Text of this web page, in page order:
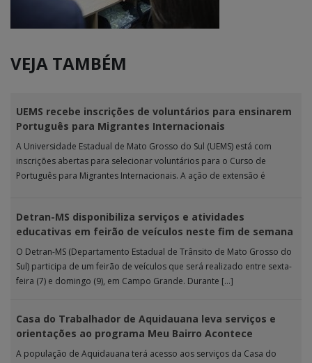
VEJA TAMBÉM
UEMS recebe inscrições de voluntários para ensinarem
Português para Migrantes Internacionais
A Universidade Estadual de Mato Grosso do Sul (UEMS) está com
inscrições abertas para selecionar voluntários para o Curso de
Português para Migrantes Internacionais. A ação de extensão é
Detran-MS disponibiliza serviços e atividades
educativas em feirão de veículos neste fim de semana
O Detran-MS (Departamento Estadual de Trânsito de Mato Grosso do
Sul) participa de um feirão de veículos que será realizado entre sexta-
feira (7) e domingo (9), em Campo Grande. Durante […]
Casa do Trabalhador de Aquidauana leva serviços e
orientações ao programa Meu Bairro Acontece
A população de Aquidauana terá acesso aos serviços da Casa do